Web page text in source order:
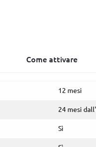
Come attivare
12 mesi
24 mesi
Sì